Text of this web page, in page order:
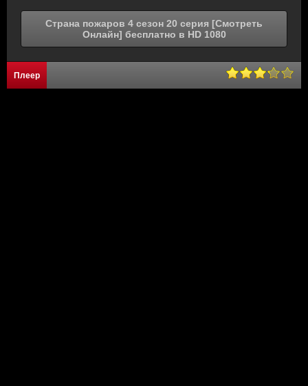
Страна пожаров 4 сезон 20 серия [Смотреть
Онлайн] бесплатно в HD 1080
Плеер